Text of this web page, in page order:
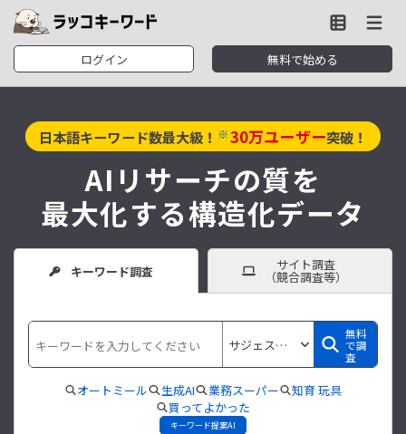
ログイン 無料で始める
日本語キーワード数最大級！ ※30万ユーザー突破！
AIリサーチの質を
最大化する構造化データ
キーワード調査 サイト調査
（競合調査等）
無料
で調
査
オートミール 生成AI 業務スーパー
知育 玩具
買ってよかった
キーワード提案AI